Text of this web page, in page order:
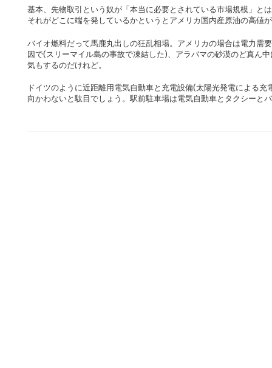
基本、先物取引という奴が「本当に必要とされている市場規模」と
それがどこに端を発しているかというとアメリカ国内産原油の高値
バイオ燃料だって馬鹿丸出しの狂乱相場。アメリカの場合は電力需
因で(スリーマイル島の事故で凍結した)、アラバマの砂漠のど真ん
気もするのだけれど。
ドイツのように近距離用電気自動車と充電設備(太陽光発電による
向かわないと駄目でしょう。駅前駐車場は電気自動車とタクシーと